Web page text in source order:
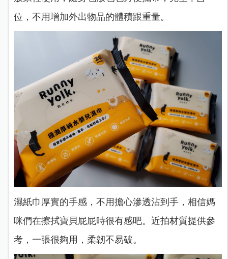
位，不用增加外出物品的體積跟重量。
濕紙巾厚實的手感，不用擔心滲透沾到手，相信媽
咪們在擦拭寶貝屁屁時很有感吧。近拍材質提供參
考，一張很夠用，柔韌不易破。